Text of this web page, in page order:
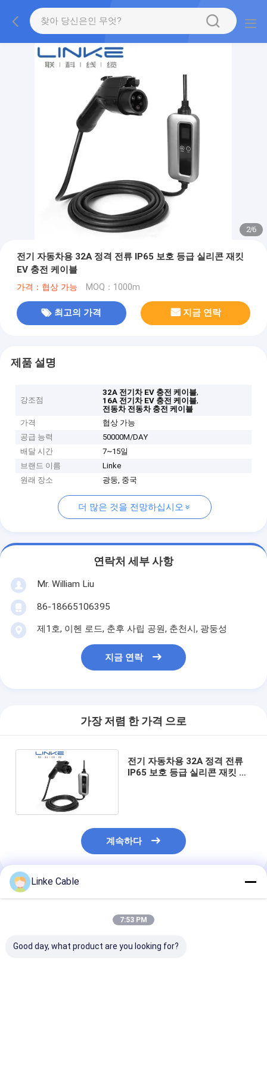
2/6
전기 자동차용 32A 정격 전류 IP65 보호 등급 실리콘 재킷
EV 충전 케이블
가격：협상 가능 MOQ：1000m
최고의 가격 지금 연락
제품 설명
강조점
32A 전기차 EV 충전 케이블,
16A 전기차 EV 충전 케이블,
전동차 전동차 충전 케이블
가격
협상 가능
공급 능력
50000M/DAY
배달 시간
7~15일
브랜드 이름
Linke
원래 장소
광둥, 중국
더 많은 것을 전망하십시오
연락처 세부 사항
Mr. William Liu
86-18665106395
제1호, 이헨 로드, 춘후 사립 공원, 춘천시, 광둥성
지금 연락
가장 저렴 한 가격 으로
전기 자동차용 32A 정격 전류
IP65 보호 등급 실리콘 재킷 EV
계속하다
추천된 제품
Linke Cable
7:53 PM
Good day, what product are you looking for?